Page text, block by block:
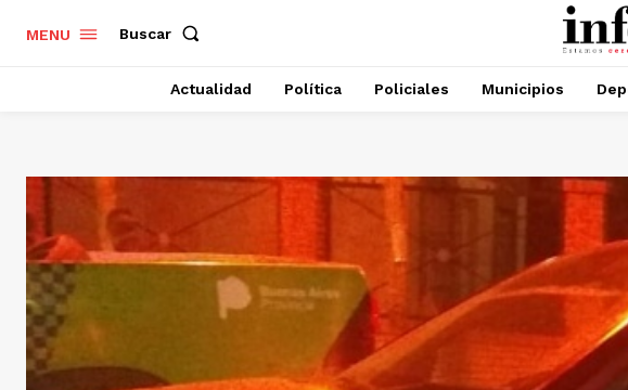
MENU Buscar
Actualidad Política Policiales Municipios